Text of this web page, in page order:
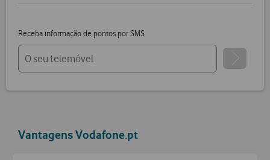
Receba informação de pontos por SMS
Vantagens Vodafone.pt